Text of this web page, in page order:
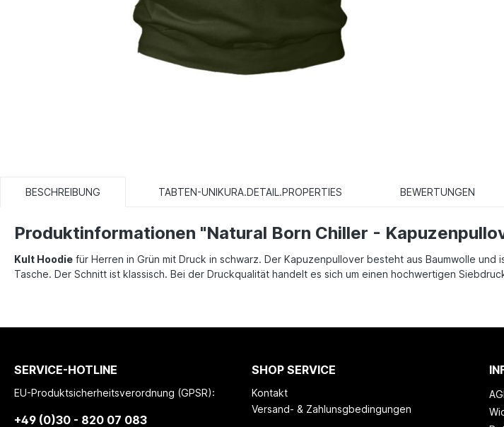
BESCHREIBUNG TABTEN-UNIKURA.DETAIL.PROPERTIES BEWERTUNGEN
Produktinformationen "Natural Born Chiller -
Kult Hoodie für Herren in Grün mit Druck in schwarz. Der Kapuzenpullover besteht aus Baumwolle
Tasche. Der Schnitt ist klassisch. Bei der Druckqualität handelt es sich um einen hochwertigen
SERVICE-HOTLINE
EU-Produktsicherheitsverordnung (GPSR):
+49 (0)30 - 820 07 083
SHOP SERVICE
Kontakt
Versand- & Zahlunsgbedingungen